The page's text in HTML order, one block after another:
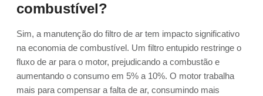
combustível?
Sim, a manutenção do filtro de ar tem impacto significativo
na economia de combustível. Um filtro entupido restringe o
fluxo de ar para o motor, prejudicando a combustão e
aumentando o consumo em 5% a 10%. O motor trabalha
mais para compensar a falta de ar, consumindo mais